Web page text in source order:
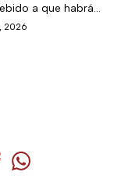
a que habrá
por
2026
abre en una
(se abre en una
(se abre en
YouTube (se abre
de Telegram (se
Cuenta de
Cuenta de